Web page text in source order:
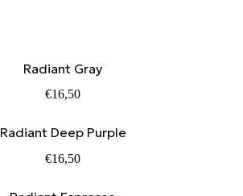
Radiant Gray
€16,50
Radiant Deep Purple
€16,50